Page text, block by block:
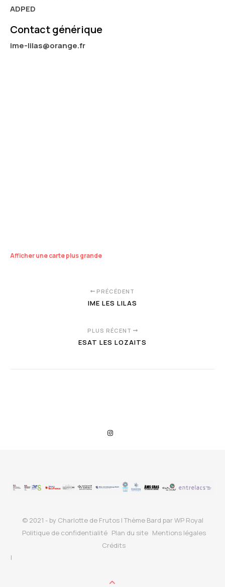
ADPED
Contact générique
ime-lilas@orange.fr
Afficher une carte plus grande
PRÉCÉDENT
IME LES LILAS
PLUS RÉCENT
ESAT LES LOZAITS
© 2021 - by Charlotte de Frutos |Thème Bard parWP Royal
Politique de confidentialité Plan du site Mentions légales
Crédits